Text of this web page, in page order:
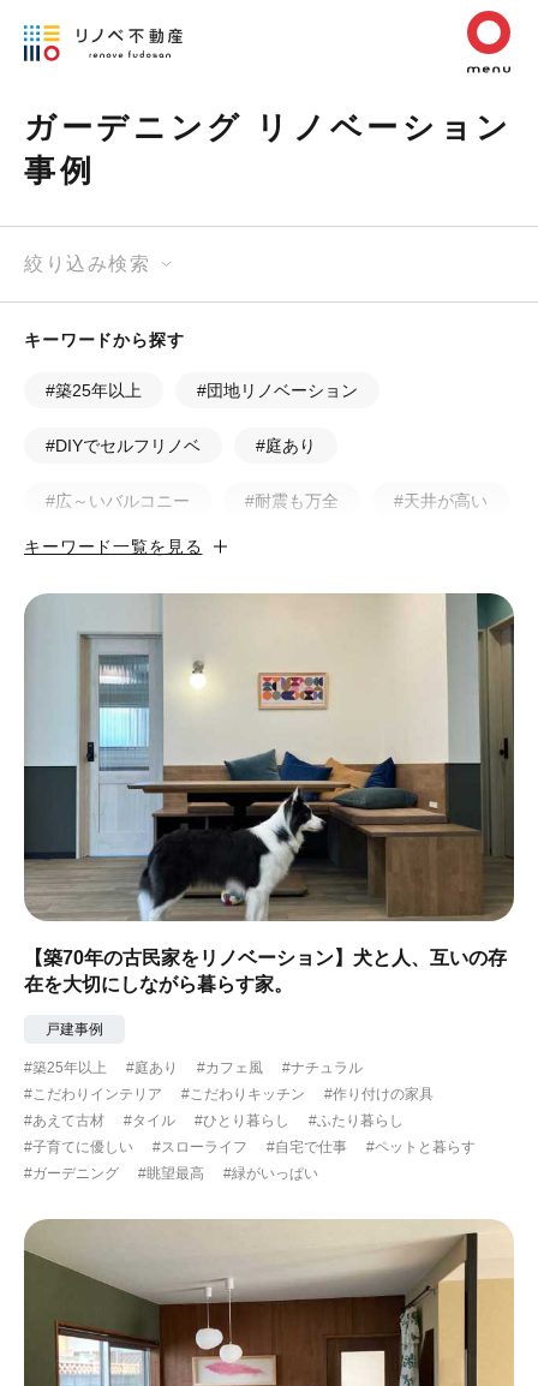
ガーデニング リノベーション
事例
絞り込み検索
キーワードから探す
#築25年以上 #団地リノベーション
#DIYでセルフリノベ #庭あり
#広～いバルコニー #耐震も万全 #天井が高い
#カフェ風 #昭和レトロ
#アンティーク調
#コンクリート壁
#こだわりインテリア #こだわりキッチン
#自転車収納 #作り付けの家具 #あえて古材
#黒板 #無垢の木 #タイル
#ヘリンボーン床
#ふたり暮らし #子育てに優しい
#眺望最高 #水辺の住まい
#300万円以下
キーワード一覧を見る
【築70年の古民家をリノベーション】犬と人、互いの存
在を大切にしながら暮らす家。
戸建事例
#築25年以上 #庭あり #カフェ風
#ナチュラル
#こだわりインテリア
#こだわりキッチン
#作り付けの家具
#あえて古材
#タイル #ひとり暮らし
#ふたり暮らし
#子育てに優しい
#スローライフ #自宅で仕事
#ペットと暮らす
#ガーデニング
#眺望最高 #緑がいっぱい